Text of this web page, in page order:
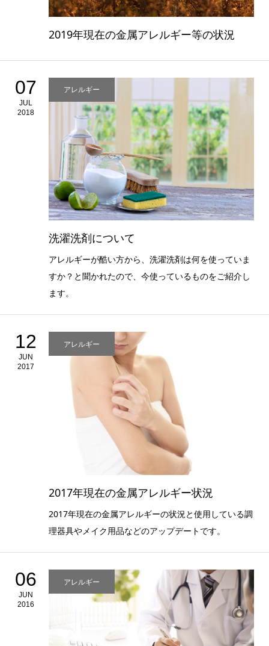
2019年現在の金属アレルギー等の状況
07
JUL
2018
アレルギー
洗濯洗剤について
アレルギーが酷い方から、洗濯洗剤は何を使っていま
すか？と聞かれたので、今使っているものをご紹介し
ます。
12
JUN
2017
アレルギー
2017年現在の金属アレルギー状況
2017年現在の金属アレルギーの状況と使用している調
理器具やメイク用品などのアップデートです。
06
JUN
2016
アレルギー